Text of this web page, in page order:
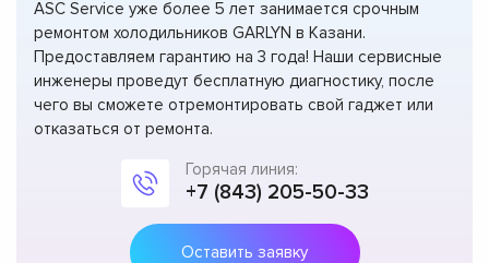
ASC Service уже более 5 лет занимается срочным
ремонтом холодильников GARLYN в Казани.
Предоставляем гарантию на 3 года! Наши сервисные
инженеры проведут бесплатную диагностику, после
чего вы сможете отремонтировать свой гаджет или
отказаться от ремонта.
Горячая линия:
+7 (843) 205-50-33
Оставить заявку